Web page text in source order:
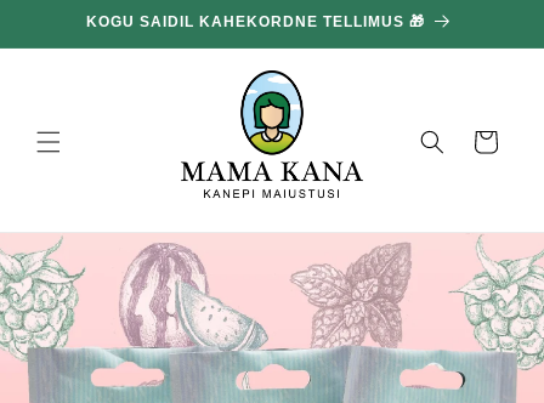
sisu
KOGU SAIDIL KAHEKORDNE TELLIMUS 🎁
Korv